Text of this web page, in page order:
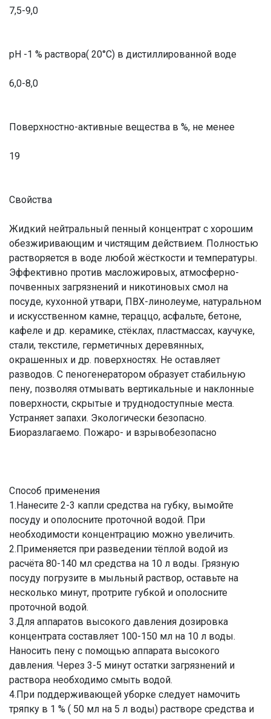
7,5-9,0
рН -1 % раствора( 20°С) в дистиллированной воде
6,0-8,0
Поверхностно-активные вещества в %, не менее
19
Свойства
Жидкий нейтральный пенный концентрат с хорошим
обезжиривающим и чистящим действием. Полностью
растворяется в воде любой жёсткости и температуры.
Эффективно против масложировых, атмосферно-
почвенных загрязнений и никотиновых смол на
посуде, кухонной утвари, ПВХ-линолеуме, натуральном
и искусственном камне, тераццо, асфальте, бетоне,
кафеле и др. керамике, стёклах, пластмассах, каучуке,
стали, текстиле, герметичных деревянных,
окрашенных и др. поверхностях. Не оставляет
разводов. С пеногенератором образует стабильную
пену, позволяя отмывать вертикальные и наклонные
поверхности, скрытые и труднодоступные места.
Устраняет запахи. Экологически безопасно.
Биоразлагаемо. Пожаро- и взрывобезопасно
Способ применения
1.Нанесите 2-3 капли средства на губку, вымойте
посуду и ополосните проточной водой. При
необходимости концентрацию можно увеличить.
2.Применяется при разведении тёплой водой из
расчёта 80-140 мл средства на 10 л воды. Грязную
посуду погрузите в мыльный раствор, оставьте на
несколько минут, протрите губкой и ополосните
проточной водой.
3.Для аппаратов высокого давления дозировка
концентрата составляет 100-150 мл на 10 л воды.
Наносить пену с помощью аппарата высокого
давления. Через 3-5 минут остатки загрязнений и
раствора необходимо смыть водой.
4.При поддерживающей уборке следует намочить
тряпку в 1 % ( 50 мл на 5 л воды) растворе средства и